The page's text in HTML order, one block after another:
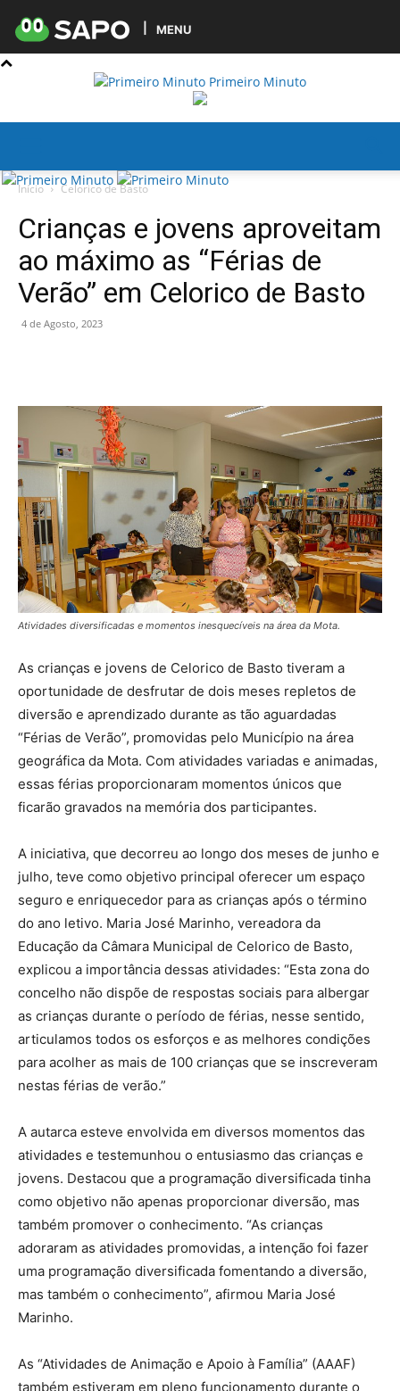
MENU
Primeiro Minuto
Início Celorico de Basto
Crianças e jovens aproveitam
ao máximo as “Férias de
Verão” em Celorico de Basto
4 de Agosto, 2023
Atividades diversificadas e momentos inesquecíveis na área da Mota.
As crianças e jovens de Celorico de Basto tiveram a
oportunidade de desfrutar de dois meses repletos de
diversão e aprendizado durante as tão aguardadas
“Férias de Verão”, promovidas pelo Município na área
geográfica da Mota. Com atividades variadas e animadas,
essas férias proporcionaram momentos únicos que
ficarão gravados na memória dos participantes.
A iniciativa, que decorreu ao longo dos meses de junho e
julho, teve como objetivo principal oferecer um espaço
seguro e enriquecedor para as crianças após o término
do ano letivo. Maria José Marinho, vereadora da
Educação da Câmara Municipal de Celorico de Basto,
explicou a importância dessas atividades: “Esta zona do
concelho não dispõe de respostas sociais para albergar
as crianças durante o período de férias, nesse sentido,
articulamos todos os esforços e as melhores condições
para acolher as mais de 100 crianças que se inscreveram
nestas férias de verão.”
A autarca esteve envolvida em diversos momentos das
atividades e testemunhou o entusiasmo das crianças e
jovens. Destacou que a programação diversificada tinha
como objetivo não apenas proporcionar diversão, mas
também promover o conhecimento. “As crianças
adoraram as atividades promovidas, a intenção foi fazer
uma programação diversificada fomentando a diversão,
mas também o conhecimento”, afirmou Maria José
Marinho.
As “Atividades de Animação e Apoio à Família” (AAAF)
também estiveram em pleno funcionamento durante o